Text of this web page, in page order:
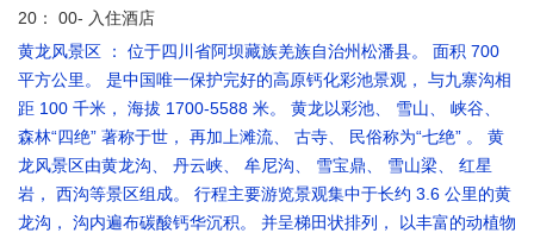
20： 00- 入住酒店
黄龙风景区 ： 位于四川省阿坝藏族羌族自治州松潘县。 面积 700
平方公里。 是中国唯一保护完好的高原钙化彩池景观， 与九寨沟相
距 100 千米， 海拔 1700-5588 米。 黄龙以彩池、 雪山、 峡谷、
森林“四绝” 著称于世， 再加上滩流、 古寺、 民俗称为“七绝” 。 黄
龙风景区由黄龙沟、 丹云峡、 牟尼沟、 雪宝鼎、 雪山梁、 红星
岩， 西沟等景区组成。 行程主要游览景观集中于长约 3.6 公里的黄
龙沟， 沟内遍布碳酸钙华沉积。 并呈梯田状排列， 以丰富的动植物